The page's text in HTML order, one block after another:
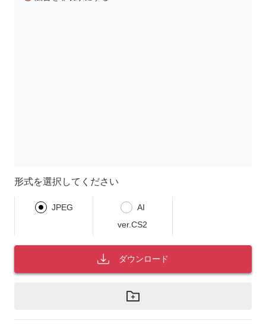
形式を選択してください
JPEG
AI
ver.CS2
ダウンロード